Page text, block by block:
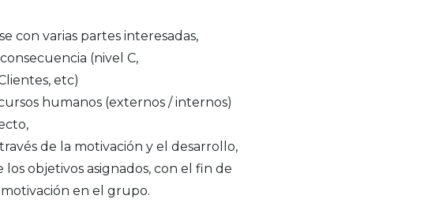
con varias partes interesadas,
(nivel C,
etc)
humanos (externos / internos)
de la motivación y el desarrollo,
objetivos asignados, con el fin de
en el grupo.